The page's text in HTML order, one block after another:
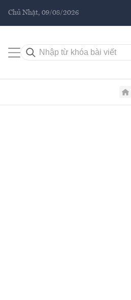
Chủ Nhật, 09/08/2026